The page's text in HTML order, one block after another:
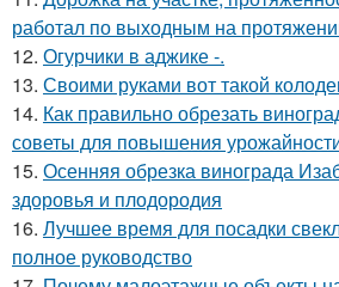
работал по выходным на
12. Огурчики в аджике -.
13. Своими руками вот такой
14. Как правильно обрезать
советы для повышения
15. Осенняя обрезка винограда
здоровья и плодородия
16. Лучшее время для посадки
полное руководство